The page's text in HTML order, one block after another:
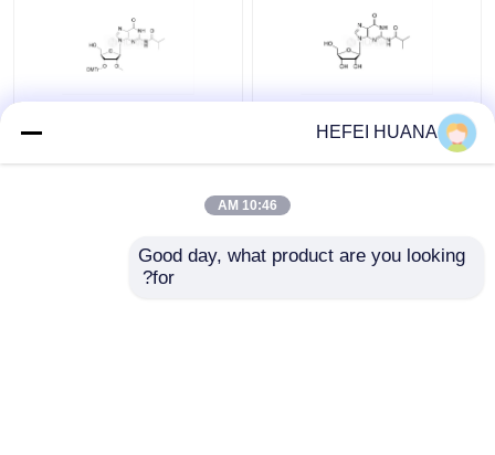
سیستم تحویل
rG ((iBu)
3'-O-DMTr-2'-O-Me-rG
HEFEI HUANA
10:46 AM
Good day, what product are you looking
for?